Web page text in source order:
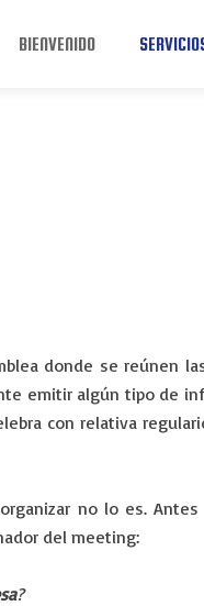
BIENVENIDO
donde se reúnen
emitir algún tipo de
con relativa
no lo es.
del meeting:
?